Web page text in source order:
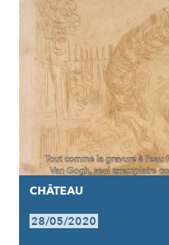
CHÂTEAU
28/05/2020